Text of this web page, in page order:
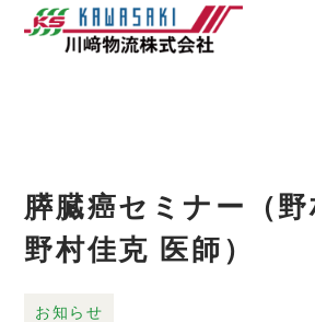
膵臓癌セミナー（
野村佳克 医師）
お知らせ